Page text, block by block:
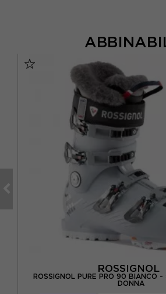
ROSSIGNOL
ROSSIGNOL PURE PRO 90 BIANCO -
DONNA